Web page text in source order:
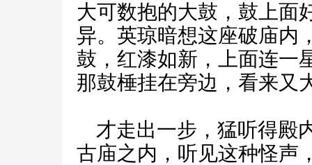
大可数抱的大鼓，鼓上面
异。英琼暗想这座破庙内
鼓，红漆如新，上面连一
那鼓棰挂在旁边，看来又
才走出一步，猛听得殿
古庙之内，听见这种怪声